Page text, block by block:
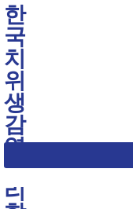
한
국
치
위
생
감
염
관
리